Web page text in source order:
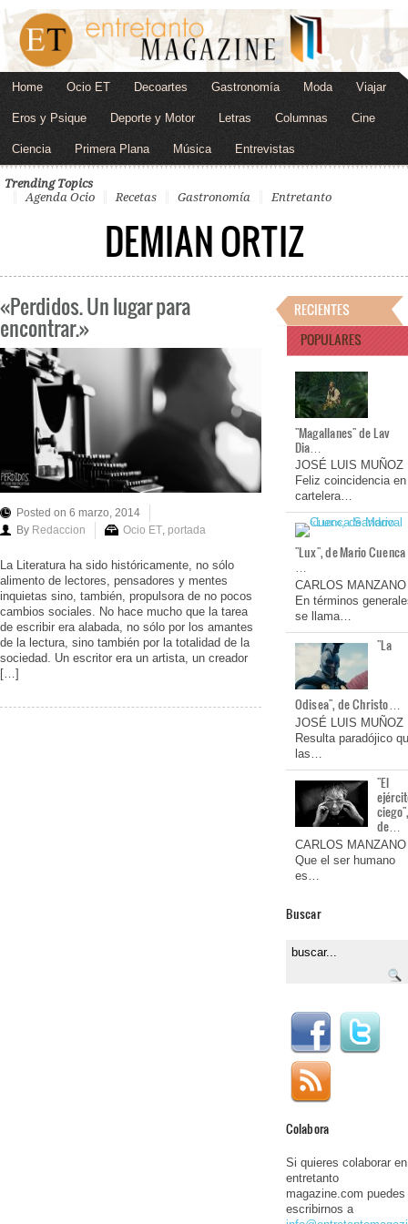
Home Ocio ET Decoartes Gastronomía Moda Viajar
Eros y Psique Deporte y Motor Letras Columnas Cine
Ciencia Primera Plana Música Entrevistas
Trending Topics
Agenda Ocio
Recetas Gastronomía Entretanto
DEMIAN ORTIZ
«Perdidos. Un lugar para
encontrar.»
Posted on 6 marzo, 2014
By Redaccion Ocio ET, portada
La Literatura ha sido históricamente, no sólo
alimento de lectores, pensadores y mentes
inquietas sino, también, propulsora de no pocos
cambios sociales. No hace mucho que la tarea
de escribir era alabada, no sólo por los amantes
de la lectura, sino también por la totalidad de la
sociedad. Un escritor era un artista, un creador
[…]
RECIENTES
POPULARES
"Magallanes" de Lav
Dia…
JOSÉ LUIS MUÑOZ
Feliz coincidencia en
cartelera…
"Lux", de Mario Cuenca
…
CARLOS MANZANO
En términos
se llama…
"La
Odisea", de Christo…
JOSÉ LUIS MUÑOZ
Resulta paradójico
las…
"El
de…
CARLOS MANZANO
Que el ser humano
es…
Buscar
Colabora
Si quieres colaborar en
entretanto
magazine.com puedes
escribirnos a